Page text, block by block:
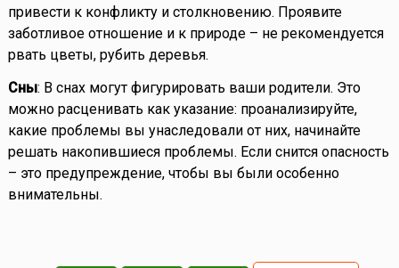
привести к конфликту и столкновению. Проявите
заботливое отношение и к природе – не рекомендуется
рвать цветы, рубить деревья.
Сны: В снах могут фигурировать ваши родители. Это
можно расценивать как указание: проанализируйте,
какие проблемы вы унаследовали от них, начинайте
решать накопившиеся проблемы. Если снится опасность
– это предупреждение, чтобы вы были особенно
внимательны.